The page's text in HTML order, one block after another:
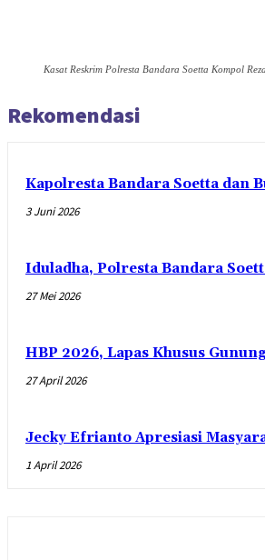
Kasat Reskrim Polresta Bandara Soetta Kompol
Rekomendasi
Kapolresta Bandara Soetta dan
3 Juni 2026
Iduladha, Polresta Bandara
27 Mei 2026
HBP 2026, Lapas Khusus
27 April 2026
Jecky Efrianto Apresiasi
1 April 2026